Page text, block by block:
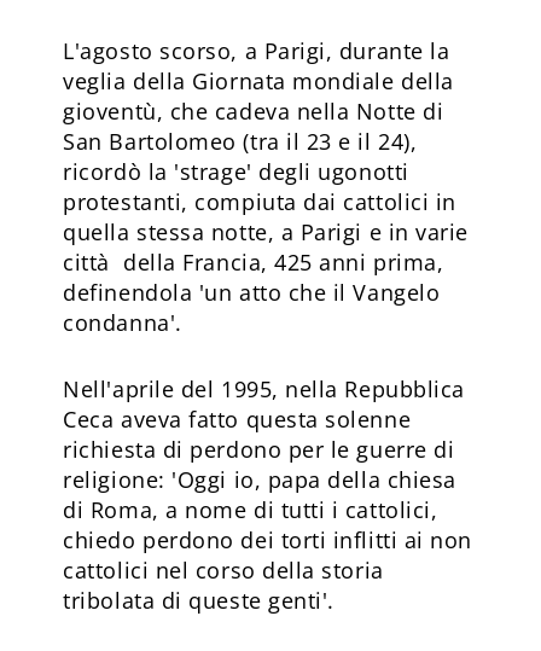
L'agosto scorso, a Parigi, durante la
veglia della Giornata mondiale della
gioventù, che cadeva nella Notte di
San Bartolomeo (tra il 23 e il 24),
ricordò la 'strage' degli ugonotti
protestanti, compiuta dai cattolici in
quella stessa notte, a Parigi e in varie
città della Francia, 425 anni prima,
definendola 'un atto che il Vangelo
condanna'.
Nell'aprile del 1995, nella Repubblica
Ceca aveva fatto questa solenne
richiesta di perdono per le guerre di
religione: 'Oggi io, papa della chiesa
di Roma, a nome di tutti i cattolici,
chiedo perdono dei torti inflitti ai non
cattolici nel corso della storia
tribolata di queste genti'.